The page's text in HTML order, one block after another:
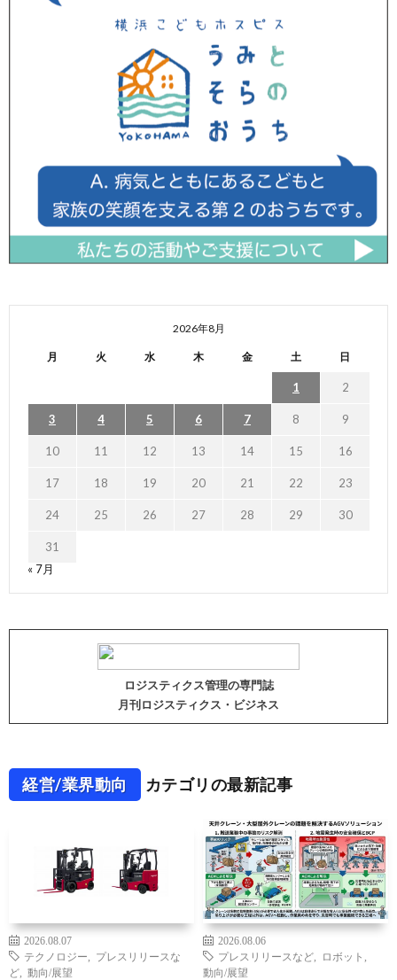
2026年8月
月 火 水 木 金 土 日
1 2
3 4 5 6 7 8 9
10 11 12 13 14 15 16
17 18 19 20 21 22 23
24 25 26 27 28 29 30
31
« 7月
ロジスティクス管理の専門誌
月刊ロジスティクス・ビジネス
経営/業界動向 カテゴリの最新記事
2026.08.07
テクノロジー
プレスリリースな
ど
動向/展望
2026.08.06
プレスリリースなど
ロボット
動向/展望